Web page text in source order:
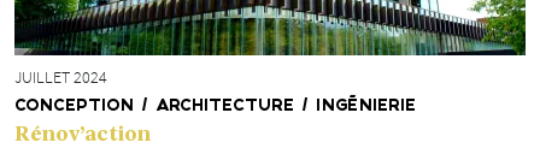
JUILLET 2024
CONCEPTION / ARCHITECTURE / INGÉNIERIE
Rénov’action